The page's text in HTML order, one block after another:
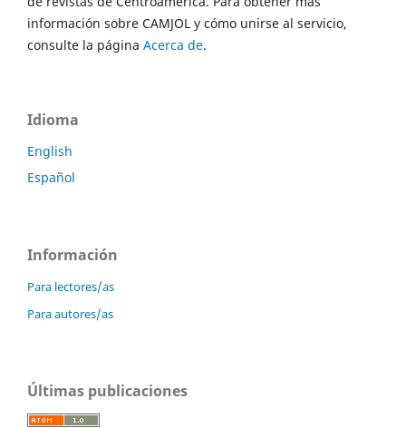
información sobre CAMJOL y cómo unirse al servicio,
consulte la página Acerca de.
Idioma
English
Español
Información
Para lectores/as
Para autores/as
Últimas publicaciones